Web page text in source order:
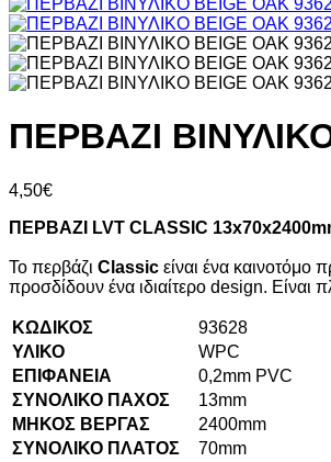
ΠΕΡΒΑΖΙ
4,50€
ΠΕΡΒΑΖΙ
LVT CLASSIC 13x70x2400
Το περβάζι Classic είναι ένα καινοτόμο
προσδίδουν ένα ιδιαίτερο design. Είναι
ΚΩΔΙΚΟΣ
93628
ΥΛΙΚΟ
WPC
ΕΠΙΦΑΝΕΙΑ
0,2mm PVC
ΣΥΝΟΛΙΚΟ ΠΑΧΟΣ
13mm
ΜΗΚΟΣ ΒΕΡΓΑΣ
2400mm
ΣΥΝΟΛΙΚΟ ΠΛΑΤΟΣ
70mm